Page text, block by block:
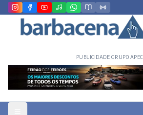
PUBLICIDADE GRUPO APEC